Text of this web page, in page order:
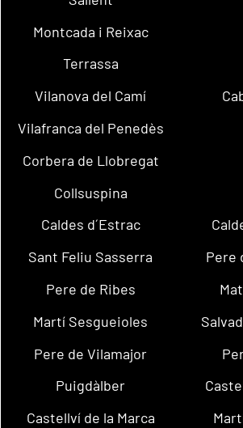
Montcada i Reixac
Terrassa
Vilanova del Camí
Vilafranca del Penedès
Corbera de Llobregat
Collsuspina
Caldes d´Estrac
Sant Feliu Sasserra
Pere
Pere de Ribes
Martí Sesgueioles
Pere de Vilamajor
Puigdàlber
Castellví de la Marca